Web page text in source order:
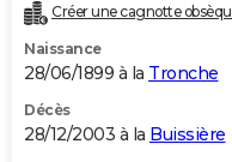
Créer une cagnotte
Naissance
28/06/1899 à la Tronche
Décès
28/12/2003 à la Buissière